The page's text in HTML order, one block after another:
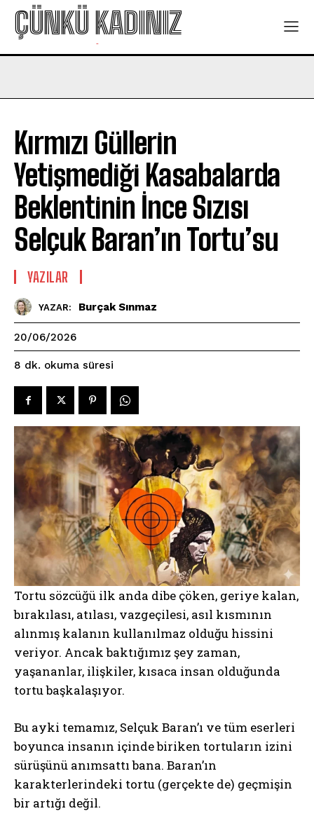
ÇÜNKÜ KADINIZ
-
Kırmızı Güllerin
Yetişmediği Kasabalarda
Beklentinin İnce Sızısı
Selçuk Baran’ın Tortu’su
YAZILAR
YAZAR: Burçak Sınmaz
20/06/2026
8 dk. okuma süresi
Tortu sözcüğü ilk anda dibe çöken, geriye kalan,
bırakılası, atılası, vazgeçilesi, asıl kısmının
alınmış kalanın kullanılmaz olduğu hissini
veriyor. Ancak baktığımız şey zaman,
yaşananlar, ilişkiler, kısaca insan olduğunda
tortu başkalaşıyor.
Bu ayki temamız, Selçuk Baran’ı ve tüm eserleri
boyunca insanın içinde biriken tortuların izini
sürüşünü anımsattı bana. Baran’ın
karakterlerindeki tortu (gerçekte de) geçmişin
bir artığı değil.